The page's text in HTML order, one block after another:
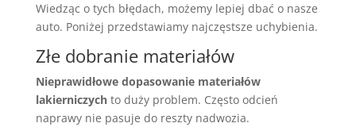
Wiedząc o tych błędach, możemy lepiej dbać o nasze
auto. Poniżej przedstawiamy najczęstsze uchybienia.
Złe dobranie materiałów
Nieprawidłowe dopasowanie materiałów
lakierniczychto duży problem. Często odcień
naprawy nie pasuje do reszty nadwozia.